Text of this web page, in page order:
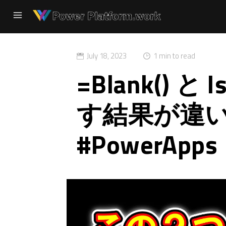
July 18, 2023 1 min to read
=Blank() と
す結果が違
#PowerApps